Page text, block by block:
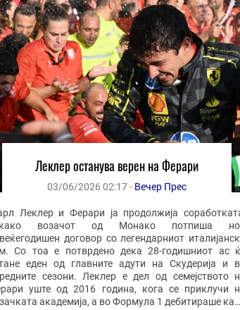
Леклер останува верен на Ферари
03/06/2026 02:17 - Вечер Прес
Леклер и Ферари ја продолжија
возачот од Монако потпиша
договор со легендарниот
Со тоа е потврдено дека 28-годишниот ас
еден од главните адути на Скудерија и
сезони. Леклер е дел од семејството
уште од 2016 година, кога се приклучи
академија, а во Формула 1 дебитираше како